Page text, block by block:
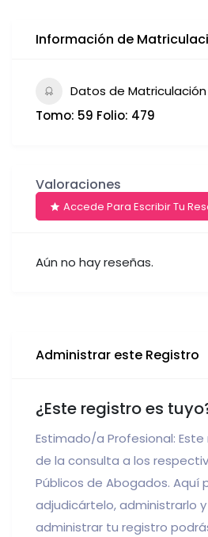
Información de
Datos de Matriculación
Tomo: 59 Folio: 479
Valoraciones
Accede Para Escribir Tu
Aún no hay reseñas.
Administrar este Registro
¿Este registro es
Estimado/a Profesional:
de la consulta a los
Públicos de Abogados. Aquí
adjudicártelo, administrarlo y
administrar tu registro